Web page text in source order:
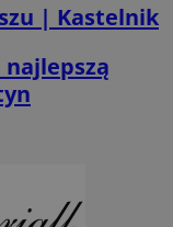
| Kastelnik
najlepszą